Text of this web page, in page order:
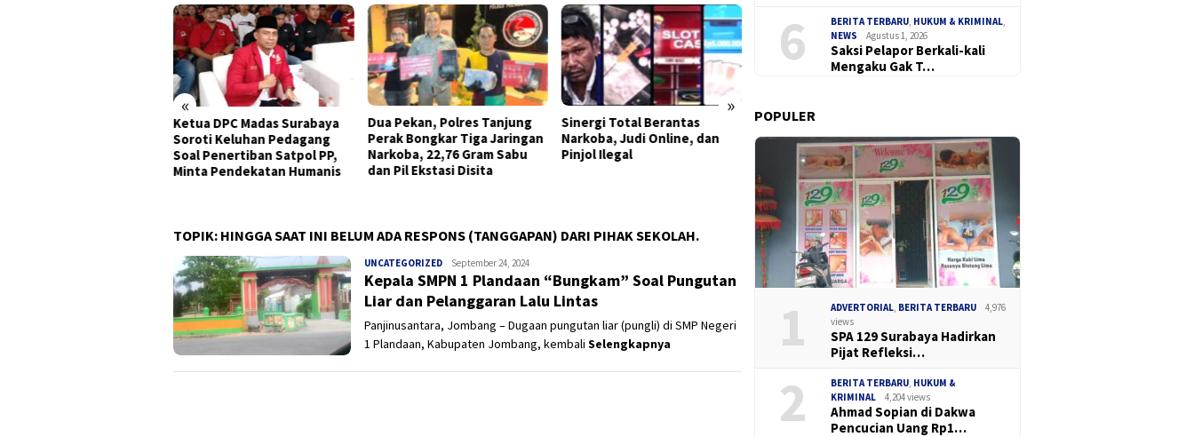
« »
Dua Pekan, Polres Tanjung
Perak Bongkar Tiga Jaringan
Narkoba, 22,76 Gram Sabu
dan Pil Ekstasi Disita
Sinergi Total Berantas
Narkoba, Judi Online, dan
Pinjol Ilegal
Bung Taufik Siapkan Hadiah
Rp50 Juta bagi Pemberi
Informasi Akurat Lokasi
DPAC Madas Sedarah
Kenjeran Gelar Cangkrukan
Hukum, Bahas Keamanan
Negara dan Ilmu Intelijen
Bersama TNI-Polri
Soroti Keluhan Pedagang
Soal Penertiban Satpol PP,
Minta Pendekatan Humanis
TOPIK: HINGGA SAAT INI BELUM ADA RESPONS (TANGGAPAN) DARI PIHAK SEKOLAH.
UNCATEGORIZED Panjinusantara
September 24, 2024
Kepala SMPN 1 Plandaan “Bungkam” Soal Pungutan
Liar dan Pelanggaran Lalu Lintas
Panjinusantara, Jombang – Dugaan pungutan liar (pungli) di SMP Negeri
1 Plandaan, Kabupaten Jombang, kembali Selengkapnya
6 BERITA TERBARU HUKUM & KRIMINAL
NEWS
Agustus 1, 2026
Saksi Pelapor Berkali-kali
Mengaku Gak T…
POPULER
1 ADVERTORIAL BERITA TERBARU
4,976
views
SPA 129 Surabaya Hadirkan
Pijat Refleksi…
2 BERITA TERBARU HUKUM &
KRIMINAL
4,204 views
Ahmad Sopian di Dakwa
Pencucian Uang Rp1…